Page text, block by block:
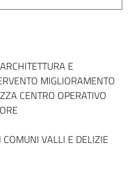
E
MIGLIORAMENTO
CENTRO OPERATIVO
COMUNI VALLI E DELIZIE